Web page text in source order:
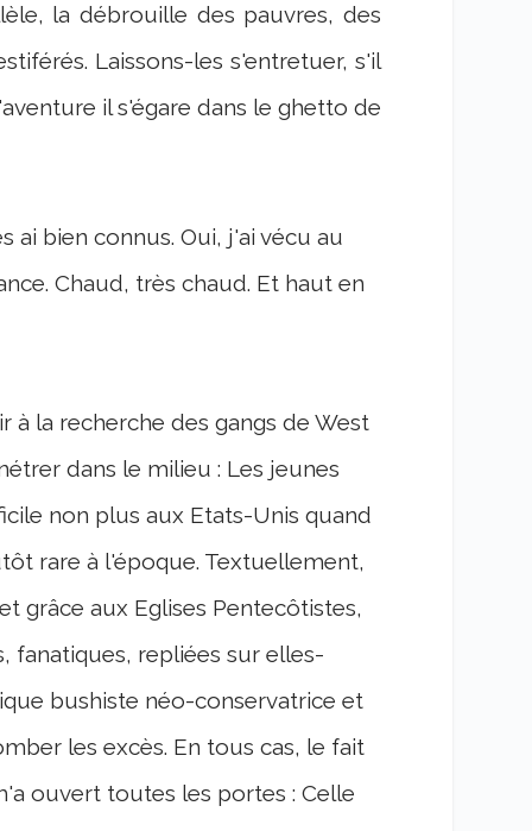
la débrouille des pauvres, des
Laissons-les s'entretuer, s'il
il s'égare dans le ghetto de
ai bien connus. Oui, j'ai vécu au
Chaud, très chaud. Et haut en
à la recherche des gangs de West
dans le milieu : Les jeunes
non plus aux Etats-Unis quand
rare à l'époque. Textuellement,
grâce aux Eglises Pentecôtistes,
fanatiques, repliées sur elles-
bushiste néo-conservatrice et
les excès. En tous cas, le fait
ouvert toutes les portes : Celle